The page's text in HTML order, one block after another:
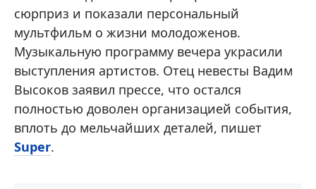
сюрприз и показали персональный
мультфильм о жизни молодоженов.
Музыкальную программу вечера украсили
выступления артистов. Отец невесты Вадим
Высоков заявил прессе, что остался
полностью доволен организацией события,
вплоть до мельчайших деталей, пишет
Super.